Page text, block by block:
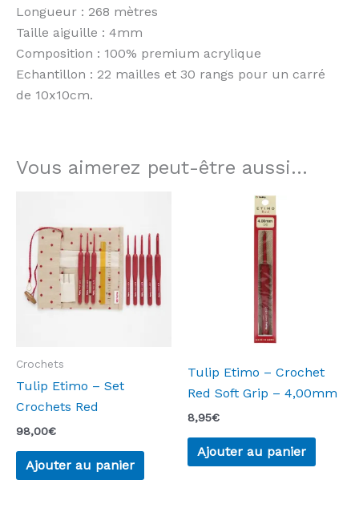
Longueur : 268 mètres
Taille aiguille : 4mm
Composition : 100% premium acrylique
Echantillon : 22 mailles et 30 rangs pour un carré
de 10x10cm.
Vous aimerez peut-être aussi…
Crochets
Tulip Etimo – Set
Crochets Red
98,00€
Ajouter au panier
Tulip Etimo – Crochet
Red Soft Grip – 4,00mm
8,95€
Ajouter au panier